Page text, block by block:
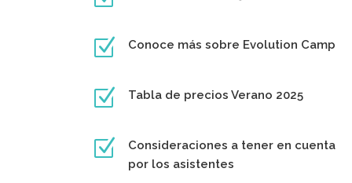
Z Conoce más sobre Evolution Camp
Z Tabla de precios Verano 2025
Z
Consideraciones a tener en cuenta
por los asistentes